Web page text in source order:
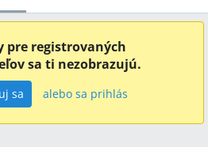
pre registrovaných
sa ti nezobrazujú.
sa alebo sa prihlás